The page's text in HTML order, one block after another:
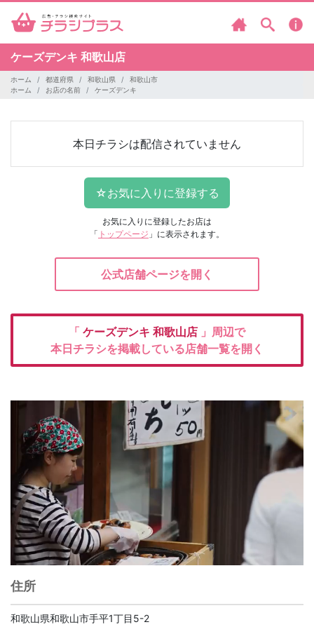
ケーズデンキ 和歌山店
ホーム 都道府県 和歌山県
和歌山市
ホーム
お店の名前 ケーズデンキ
本日チラシは配信されていません
お気に入りに登録したお店は
「 トップページ 」に表示されます。
公式店舗ページを開く
「 ケーズデンキ 和歌山店 」周辺で
本日チラシを掲載している店舗一覧を開く
住所
和歌山県和歌山市手平1丁目5-2